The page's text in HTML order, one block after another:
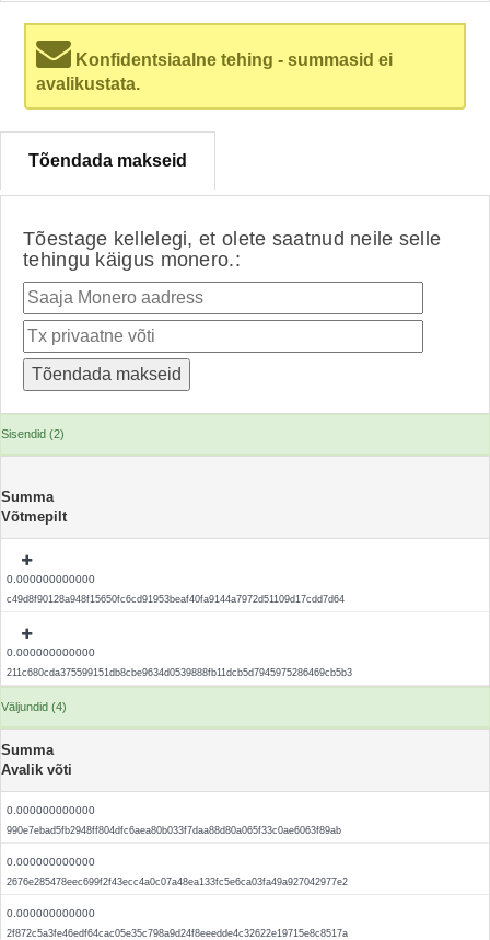
Konfidentsiaalne tehing - summasid ei
avalikustata.
Tõendada makseid
Tõestage kellelegi, et olete saatnud neile selle
tehingu käigus monero.:
Sisendid (2)
Summa
Võtmepilt
0.000000000000
c49d8f90128a948f15650fc6cd91953beaf40fa9144a7972d51109d17cdd7d64
0.000000000000
211c680cda375599151db8cbe9634d0539888fb11dcb5d7945975286469cb5b3
Väljundid (4)
Summa
Avalik võti
0.000000000000
990e7ebad5fb2948ff804dfc6aea80b033f7daa88d80a065f33c0ae6063f89ab
0.000000000000
2676e285478eec699f2f43ecc4a0c07a48ea133fc5e6ca03fa49a927042977e2
0.000000000000
2f872c5a3fe46edf64cac05e35c798a9d24f8eeedde4c32622e19715e8c8517a